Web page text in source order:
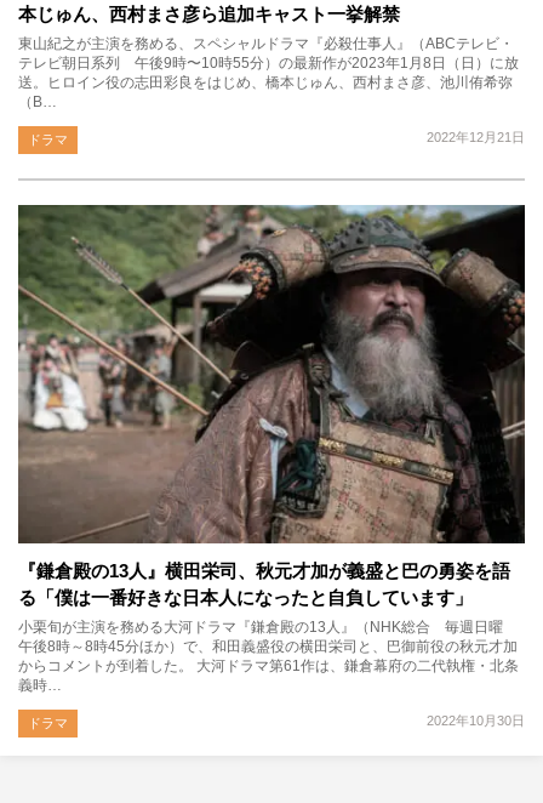
本じゅん、西村まさ彦ら追加キャスト一挙解禁
東山紀之が主演を務める、スペシャルドラマ『必殺仕事人』（ABCテレビ・
テレビ朝日系列 午後9時〜10時55分）の最新作が2023年1月8日（日）に放
送。ヒロイン役の志田彩良をはじめ、橋本じゅん、西村まさ彦、池川侑希弥
（B…
2022年12月21日
ドラマ
『鎌倉殿の13人』横田栄司、秋元才加が義盛と巴の勇姿を語
る「僕は一番好きな日本人になったと自負しています」
小栗旬が主演を務める大河ドラマ『鎌倉殿の13人』（NHK総合 毎週日曜
午後8時～8時45分ほか）で、和田義盛役の横田栄司と、巴御前役の秋元才加
からコメントが到着した。 大河ドラマ第61作は、鎌倉幕府の二代執権・北条
義時…
2022年10月30日
ドラマ